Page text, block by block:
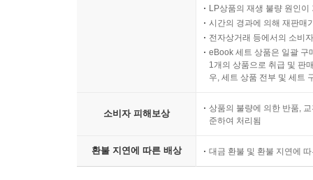
LP상품의 재생 불량 원인
시간의 경과에 의해 재판매
전자상거래 등에서의 소비
eBook 세트 상품은 일괄 구
1개의 상품으로 취급 및 판
우, 세트 상품 전부 및 세트
소비자 피해보상
상품의 불량에 의한 반품,
준하여 처리됨
환불 지연에 따른 배상 대금 환불 및 환불 지연에